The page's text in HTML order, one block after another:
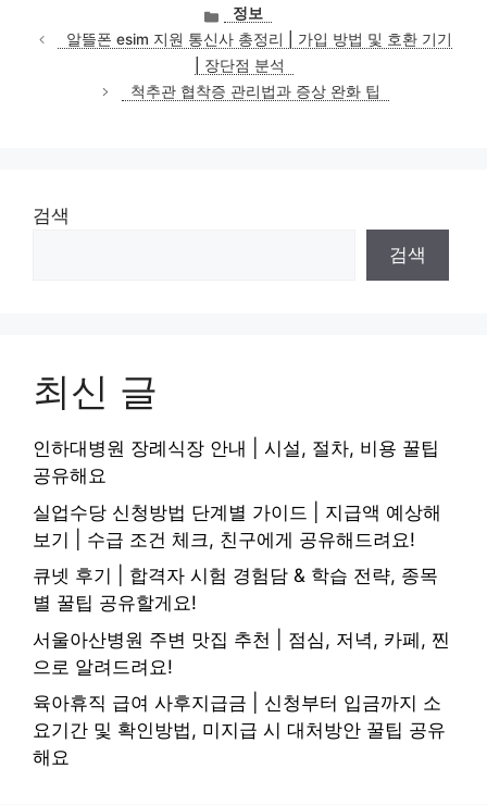
카
테
고
리
정보
알뜰폰 esim 지원 통신사 총정리 | 가입 방법 및 호환 기기
| 장단점 분석
척추관 협착증 관리법과 증상 완화 팁
검색
검색
최신 글
인하대병원 장례식장 안내 | 시설, 절차, 비용 꿀팁
공유해요
실업수당 신청방법 단계별 가이드 | 지급액 예상해
보기 | 수급 조건 체크, 친구에게 공유해드려요!
큐넷 후기 | 합격자 시험 경험담 & 학습 전략, 종목
별 꿀팁 공유할게요!
서울아산병원 주변 맛집 추천 | 점심, 저녁, 카페, 찐
으로 알려드려요!
육아휴직 급여 사후지급금 | 신청부터 입금까지 소
요기간 및 확인방법, 미지급 시 대처방안 꿀팁 공유
해요